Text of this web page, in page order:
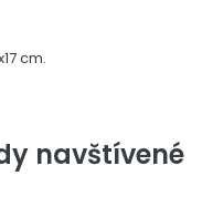
cm.
navštívené